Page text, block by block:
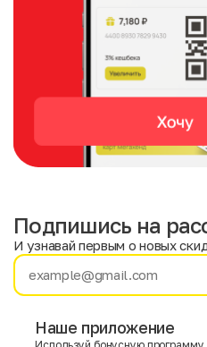
Имя
Подпишись на
И узнавай первым о новых
Наше приложение